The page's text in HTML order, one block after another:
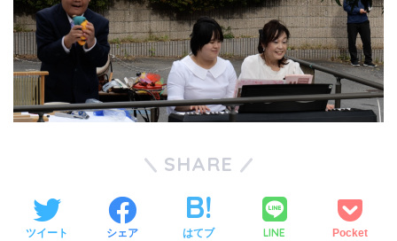
SHARE
ツイート シェア はてブ LINE Pocket